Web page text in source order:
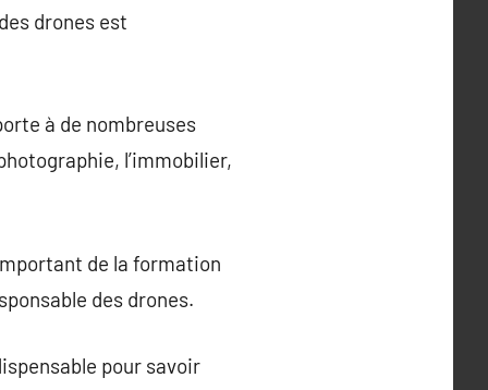
drones est
à de nombreuses
l’immobilier,
de la formation
des drones.
pour savoir